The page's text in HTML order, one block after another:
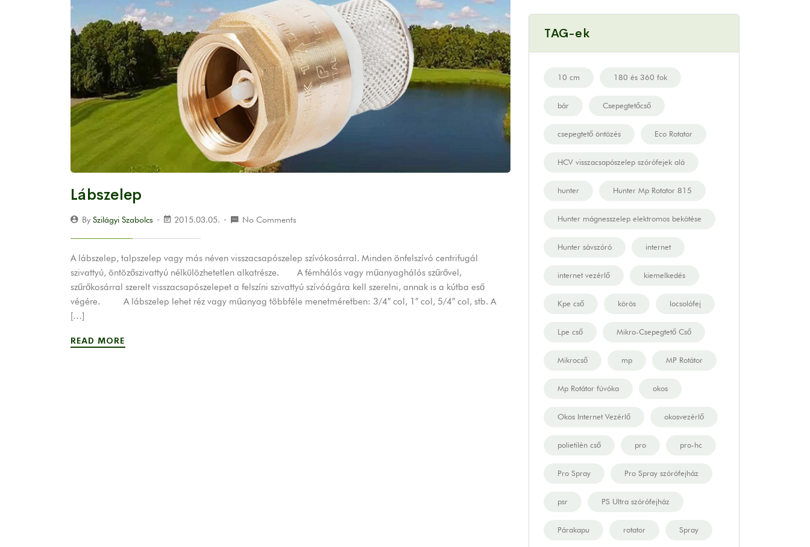
Lábszelep
By Szilágyi Szabolcs 2015.03.05. No Comments
A lábszelep, talpszelep vagy más néven visszacsapószelep szívókosárral. Minden önfelszívó centrifugál
szivattyú, öntözőszivattyú nélkülözhetetlen alkatrésze. A fémhálós vagy műanyaghálós szűrővel,
szűrőkosárral szerelt visszacsapószelepet a felszíni szivattyú szívóágára kell szerelni, annak is a kútba eső
végére. A lábszelep lehet réz vagy műanyag többféle menetméretben: 3/4″ col, 1″ col, 5/4″ col, stb. A
[…]
READ MORE
TAG-ek
10 cm 180 és 360 fok
bár Csepegtetőcső
csepegtető öntözés Eco Rotator
HCV visszacsapószelep szórófejek alá
hunter Hunter Mp Rotator 815
Hunter mágnesszelep elektromos bekötése
Hunter sávszóró internet
internet vezérlő kiemelkedés
Kpe cső körös locsolófej
Lpe cső Mikro-Csepegtető Cső
Mikrocső mp MP Rotátor
Mp Rotátor fúvóka okos
Okos Internet Vezérlő okosvezérlő
polietilén cső pro pro-hc
Pro Spray Pro Spray szórófejház
psr PS Ultra szórófejház
Párakapu rotator Spray